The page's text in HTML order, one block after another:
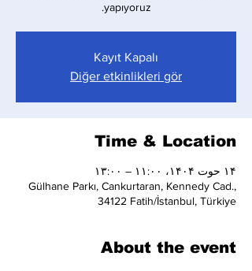
yapıyoruz.
Kayıt Kapalı
Diğer etkinlikleri gör
Time & Location
۱۴ حوت ۱۴۰۴، ۱۱:۰۰ – ۱۳:۰۰
Gülhane Parkı, Cankurtaran, Kennedy Cad.,
34122 Fatih/İstanbul, Türkiye
About the event